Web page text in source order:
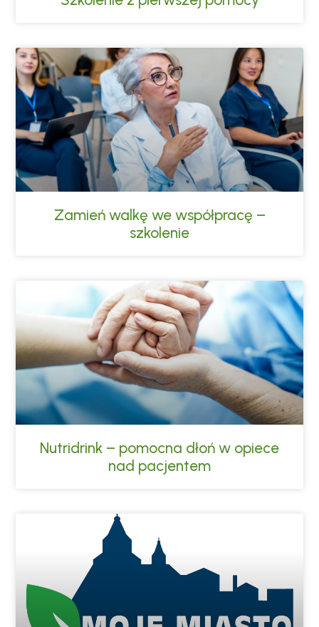
Zamień walkę we współpracę –
szkolenie
Nutridrink – pomocna dłoń w opiece
nad pacjentem